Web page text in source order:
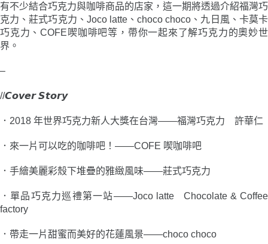
量
有不少結合巧克力與咖啡商品的店家，這一期將透過介紹福灣巧
克力、莊式巧克力、Joco latte、choco choco、九日風、卡莫卡
巧克力、COFE喫咖啡吧等，帶你一起來了解巧克力的奧妙世
界。
–
//𝘾𝙤𝙫𝙚𝙧 𝙎𝙩𝙤𝙧𝙮
． 2018 年世界巧克力新人大獎在台灣――福灣巧克力 許華仁
． 來一片可以吃的咖啡吧！――COFE 喫咖啡吧
． 手繪美麗彩殼下堆疊的雅緻風味――莊式巧克力
． 單品巧克力巡禮第一站――Joco latte Chocolate & Coffee
factory
． 帶走一片甜蜜而美好的花蓮風景――choco choco